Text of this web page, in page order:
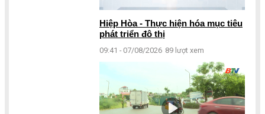
Hiệp Hòa - Thực hiện hóa mục tiêu
phát triển đô thị
09:41 - 07/08/2026 89 lượt xem